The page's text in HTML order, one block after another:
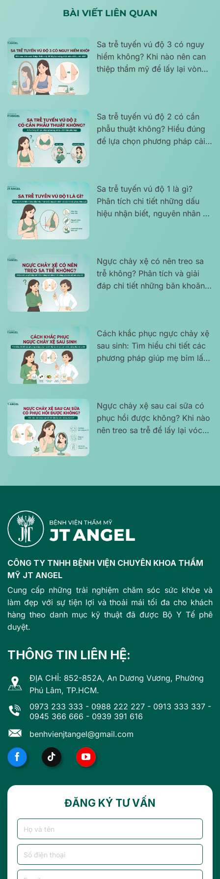
BÀI VIẾT LIÊN QUAN
Sa trễ tuyến vú độ 3 có nguy
hiểm không? Khi nào nên can
thiệp thẩm mỹ để lấy lại vòng
Sa trễ tuyến vú độ 2 có cần
phẫu thuật không? Hiểu đúng
để lựa chọn phương pháp cải
Sa trễ tuyến vú độ 1 là gì?
Phân tích chi tiết những dấu
hiệu nhận biết, nguyên nhân và
Ngực chảy xệ có nên treo sa
trễ không? Phân tích và giải
đáp chi tiết những băn khoăn
Cách khắc phục ngực chảy xệ
sau sinh: Tìm hiểu chi tiết các
phương pháp giúp mẹ bỉm lấy
Ngực chảy xệ sau cai sữa có
phục hồi được không? Khi nào
nên treo sa trễ để lấy lại vóc
CÔNG TY TNHH BỆNH VIỆN CHUYÊN KHOA THẨM
MỸ JT ANGEL
Cung cấp những trải nghiệm chăm sóc sức khỏe và
làm đẹp với sự tiện lợi và thoải mái tối đa cho khách
hàng theo danh mục kỹ thuật đã được Bộ Y Tế phê
duyệt.
THÔNG TIN LIÊN HỆ:
ĐỊA CHỈ: 852-852A, An Dương Vương, Phường
Phú Lâm, TP.HCM.
0973 233 333 - 0988 222 227 - 0913 333 337 -
0945 366 666 - 0939 391 616
benhvienjtangel@gmail.com
ĐĂNG KÝ TƯ VẤN